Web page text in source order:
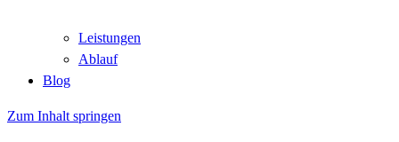
Leistungen
Ablauf
Blog
Zum Inhalt springen